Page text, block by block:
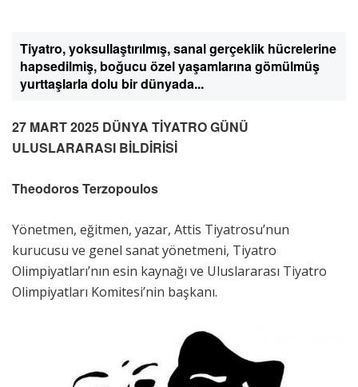
Tiyatro, yoksullaştırılmış, sanal gerçeklik hücrelerine
hapsedilmiş, boğucu özel yaşamlarına gömülmüş
yurttaşlarla dolu bir dünyada...
27 MART 2025 DÜNYA TİYATRO GÜNÜ
ULUSLARARASI BİLDİRİSİ
Theodoros Terzopoulos
Yönetmen, eğitmen, yazar, Attis Tiyatrosu’nun
kurucusu ve genel sanat yönetmeni, Tiyatro
Olimpiyatları’nın esin kaynağı ve Uluslararası Tiyatro
Olimpiyatları Komitesi’nin başkanı.